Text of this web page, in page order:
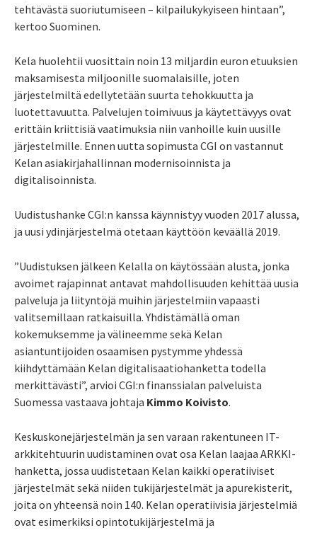
tehtävästä suoriutumiseen – kilpailukykyiseen hintaan”,
kertoo Suominen.
Kela huolehtii vuosittain noin 13 miljardin euron etuuksien
maksamisesta miljoonille suomalaisille, joten
järjestelmiltä edellytetään suurta tehokkuutta ja
luotettavuutta. Palvelujen toimivuus ja käytettävyys ovat
erittäin kriittisiä vaatimuksia niin vanhoille kuin uusille
järjestelmille. Ennen uutta sopimusta CGI on vastannut
Kelan asiakirjahallinnan modernisoinnista ja
digitalisoinnista.
Uudistushanke CGI:n kanssa käynnistyy vuoden 2017 alussa,
ja uusi ydinjärjestelmä otetaan käyttöön keväällä 2019.
”Uudistuksen jälkeen Kelalla on käytössään alusta, jonka
avoimet rajapinnat antavat mahdollisuuden kehittää uusia
palveluja ja liityntöjä muihin järjestelmiin vapaasti
valitsemillaan ratkaisuilla. Yhdistämällä oman
kokemuksemme ja välineemme sekä Kelan
asiantuntijoiden osaamisen pystymme yhdessä
kiihdyttämään Kelan digitalisaatiohanketta todella
merkittävästi”, arvioi CGI:n finanssialan palveluista
Suomessa vastaava johtaja Kimmo Koivisto.
Keskuskonejärjestelmän ja sen varaan rakentuneen IT-
arkkitehtuurin uudistaminen ovat osa Kelan laajaa ARKKI-
hanketta, jossa uudistetaan Kelan kaikki operatiiviset
järjestelmät sekä niiden tukijärjestelmät ja apurekisterit,
joita on yhteensä noin 140. Kelan operatiivisia järjestelmiä
ovat esimerkiksi opintotukijärjestelmä ja